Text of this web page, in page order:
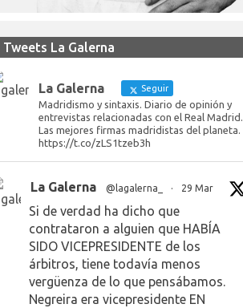
Tweets La Galerna
La Galerna Seguir
Madridismo y sintaxis. Diario de opinión y
entrevistas relacionadas con el Real Madrid.
Las mejores firmas madridistas del planeta.
https://t.co/zLS1tzeb3h
La Galerna @lagalerna_ · 29 Mar
Si de verdad ha dicho que
contrataron a alguien que HABÍA
SIDO VICEPRESIDENTE de los
árbitros, tiene todavía menos
vergüenza de lo que pensábamos.
Negreira era vicepresidente EN